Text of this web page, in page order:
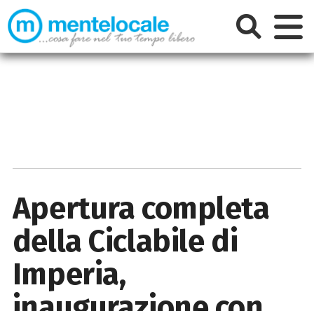
Apertura completa
della Ciclabile di
Imperia,